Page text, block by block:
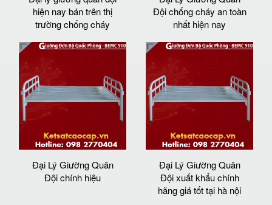
hiện nay bán trên thị
trường chống cháy
Đội chống cháy an toàn
nhất hiện nay
Đại Lý Giường Quân
Đội chính hiệu
Đại Lý Giường Quân
Đội xuất khẩu chính
hãng giá tốt tại hà nội